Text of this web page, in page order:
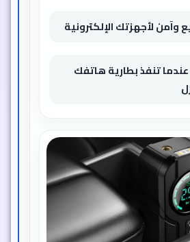
لأجهزتك الإلكترونية
تنفذ بطارية هاتفك